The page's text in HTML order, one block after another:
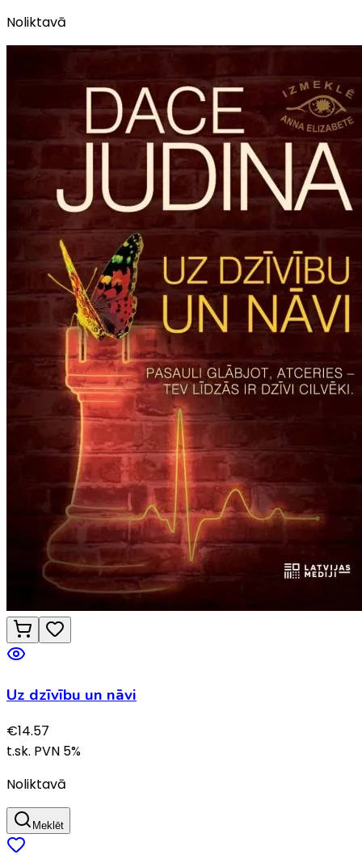
Noliktavā
Uz dzīvību un nāvi
€14.57
t.sk. PVN 5%
Noliktavā
Meklēt